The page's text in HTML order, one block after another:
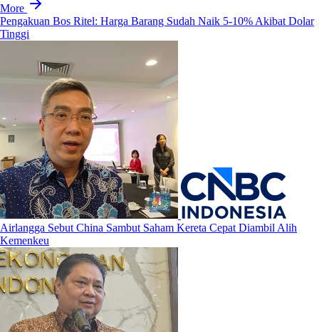
More
Pengakuan Bos Ritel: Harga Barang Sudah Naik 5-10% Akibat Dolar
Tinggi
Airlangga Sebut China Sambut Saham Kereta Cepat Diambil Alih
Kemenkeu